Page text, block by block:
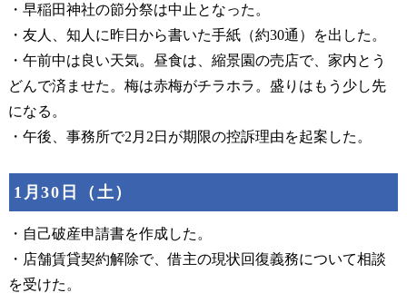
・早稲田神社の節分祭は中止となった。
・友人、知人に昨日から書いた手紙（約30通）を出した。
・午前中は良い天気。昼食は、縮景園の売店で、家内とう
どんで済ませた。梅は赤梅がチラホラ。盛りはもう少し先
になる。
・午後、事務所で2月2日が期限の控訴理由を起案した。
1月30日（土）
・自己破産申請書を作成した。
・店舗賃貸契約解除で、借主の現状回復義務について相談
を受けた。